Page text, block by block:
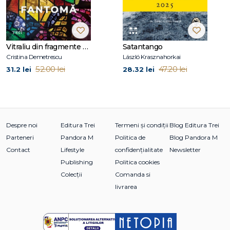
literare pentru Le Point, France Inter şi Figaro étudiant, dar
şi scenarii. Seksik este autorul unei biografii detaliate a lui
Albert Einstein şi a şase romane, printre care Ultimele zile
ale lui Stefan Zweig, tradus în 15 limbi.
Vitraliu din fragmente de fantomă
Cristina Demetrescu
31.2 lei 52.00 lei
Satantango
László Krasznahorkai
28.32 lei 47.20 lei
Despre noi
Parteneri
Contact
Editura Trei
Pandora M
Lifestyle
Publishing
Colecții
Termeni și condiții
Politica de
confidențialitate
Politica cookies
Comanda si
livrarea
Blog Editura Trei
Blog Pandora M
Newsletter